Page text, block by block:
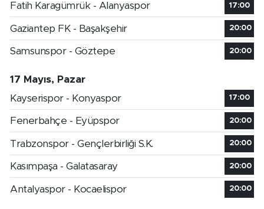
Fatih Karagümrük - Alanyaspor
17:00
Gaziantep FK - Başakşehir 20:00
Samsunspor - Göztepe 20:00
17 Mayıs, Pazar
Kayserispor - Konyaspor
17:00
Fenerbahçe - Eyüpspor 20:00
Trabzonspor - Gençlerbirliği S.K. 20:00
Kasımpaşa - Galatasaray 20:00
Antalyaspor - Kocaelispor 20:00